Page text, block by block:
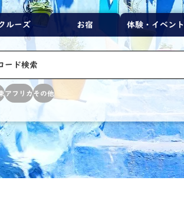
ルーズ お宿 体験・イベント
アフリカその他